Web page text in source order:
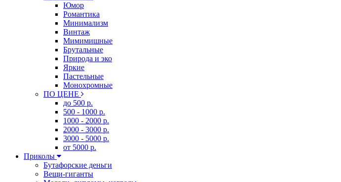
Юмор
Романтика
Минимализм
Винтаж
Мимимишные
Брутальные
Природа и эко
Яркие
Пастельные
Монохромные
ПО ЦЕНЕ
до 500 р.
500 - 1000 р.
1000 - 2000 р.
2000 - 3000 р.
3000 - 5000 р.
от 5000 р.
Приколы
Бутафорские деньги
Вещи-гиганты